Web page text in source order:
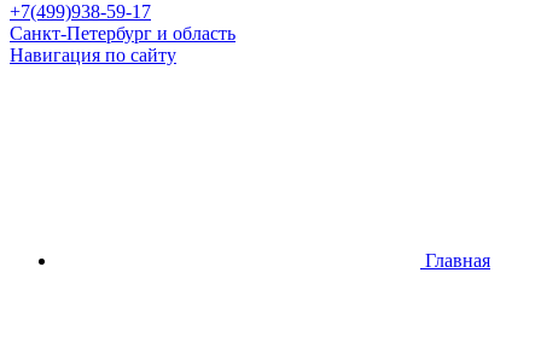
+7(499)938-59-17
Санкт-Петербург и область
Навигация по сайту
Главная